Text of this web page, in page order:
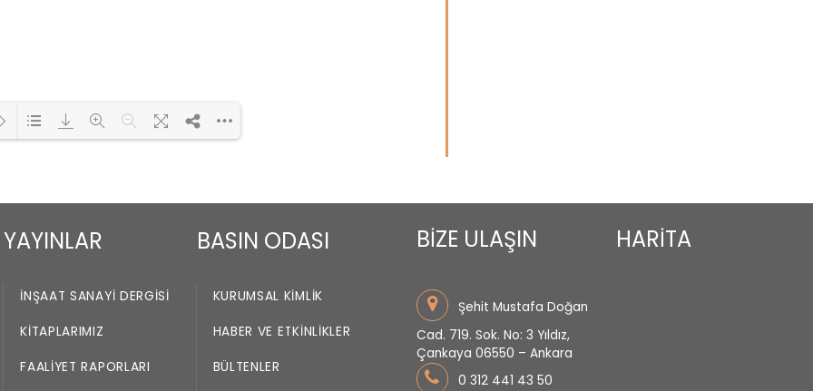
YAYINLAR
İNŞAAT SANAYI DERGISI
KITAPLARIMIZ
FAALIYET RAPORLARI
BASIN ODASI
KURUMSAL KIMLIK
HABER VE ETKINLIKLER
BÜLTENLER
BİZE ULAŞIN
Şehit Mustafa Doğan
Cad. 719. Sok. No: 3 Yıldız,
Çankaya 06550 – Ankara
0 312 441 43 50
HARİTA